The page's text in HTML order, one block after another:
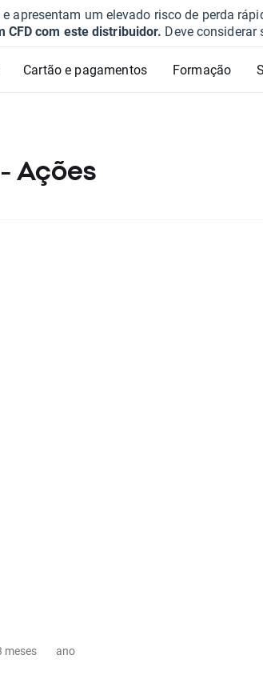
apresentam um elevado risco de perda
com este distribuidor. Deve considerar
Cartão e pagamentos Formação
- Ações
meses ano